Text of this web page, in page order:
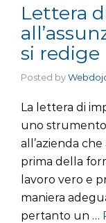
Lettera
si redige
Posted by
La lettera di
uno strumento
all’azienda
prima della
lavoro vero e
maniera
pertanto un …